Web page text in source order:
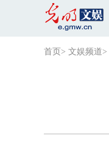
首页 > 文娱频道>